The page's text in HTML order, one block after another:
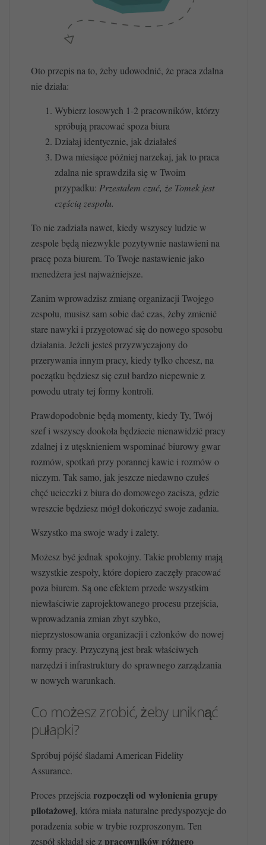
Oto przepis na to, żeby udowodnić, że praca zdalna
nie działa:
Wybierz losowych 1-2 pracowników, którzy
spróbują pracować spoza biura
Działaj identycznie, jak działałeś
Dwa miesiące później narzekaj, jak to praca
zdalna nie sprawdziła się w Twoim
przypadku: Przestałem czuć, że Tomek jest
częścią zespołu.
To nie zadziała nawet, kiedy wszyscy ludzie w
zespole będą niezwykle pozytywnie nastawieni na
pracę poza biurem. To Twoje nastawienie jako
menedżera jest najważniejsze.
Zanim wprowadzisz zmianę organizacji Twojego
zespołu, musisz sam sobie dać czas, żeby zmienić
stare nawyki i przygotować się do nowego sposobu
działania. Jeżeli jesteś przyzwyczajony do
przerywania innym pracy, kiedy tylko chcesz, na
początku będziesz się czuł bardzo niepewnie z
powodu utraty tej formy kontroli.
Prawdopodobnie będą momenty, kiedy Ty, Twój
szef i wszyscy dookoła będziecie nienawidzić pracy
zdalnej i z utęsknieniem wspominać biurowy gwar
rozmów, spotkań przy porannej kawie i rozmów o
niczym. Tak samo, jak jeszcze niedawno czułeś
chęć ucieczki z biura do domowego zacisza, gdzie
wreszcie będziesz mógł dokończyć swoje zadania.
Wszystko ma swoje wady i zalety.
Możesz być jednak spokojny. Takie problemy mają
wszystkie zespoły, które dopiero zaczęły pracować
poza biurem. Są one efektem przede wszystkim
niewłaściwie zaprojektowanego procesu przejścia,
wprowadzania zmian zbyt szybko,
nieprzystosowania organizacji i członków do nowej
formy pracy. Przyczyną jest brak właściwych
narzędzi i infrastruktury do sprawnego zarządzania
w nowych warunkach.
Co możesz zrobić, żeby uniknąć
pułapki?
Spróbuj pójść śladami American Fidelity
Assurance.
Proces przejścia rozpoczęli od wyłonienia grupy
pilotażowej, która miała naturalne predyspozycje do
poradzenia sobie w trybie rozproszonym. Ten
zespół składał się zpracowników różnego